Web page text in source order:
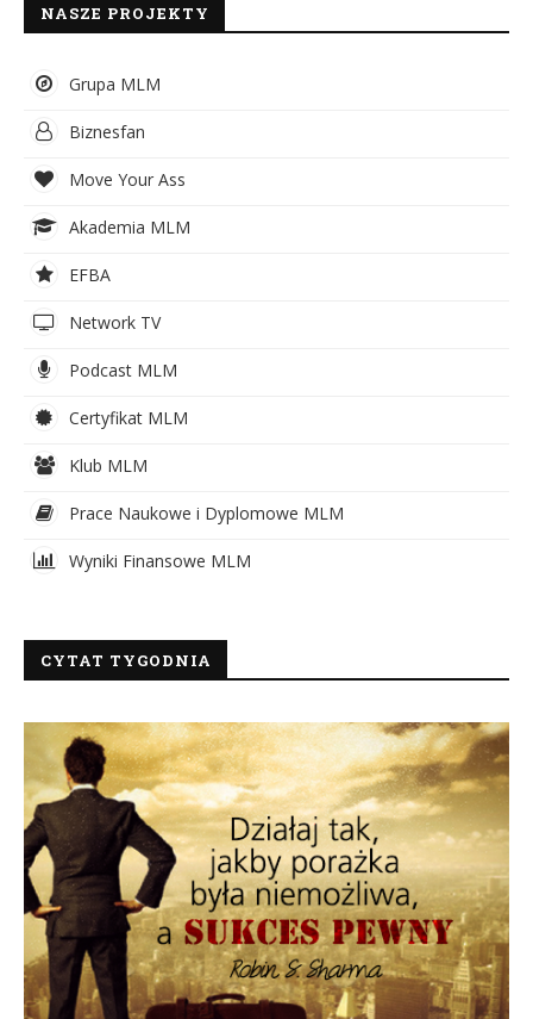
NASZE PROJEKTY
Grupa MLM
Biznesfan
Move Your Ass
Akademia MLM
EFBA
Network TV
Podcast MLM
Certyfikat MLM
Klub MLM
Prace Naukowe i Dyplomowe MLM
Wyniki Finansowe MLM
CYTAT TYGODNIA